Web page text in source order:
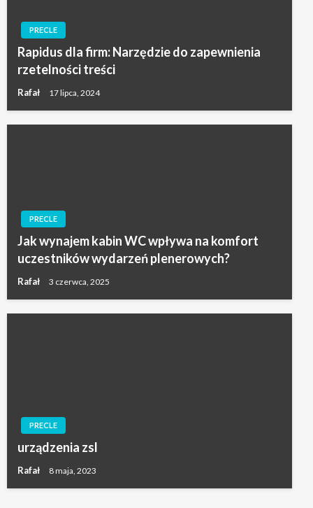
PRECLE
Rapidus dla firm: Narzędzie do zapewnienia
rzetelności treści
Rafał 17 lipca, 2024
PRECLE
Jak wynajem kabin WC wpływa na komfort
uczestników wydarzeń plenerowych?
Rafał 3 czerwca, 2025
PRECLE
urządzenia zsl
Rafał 8 maja, 2023